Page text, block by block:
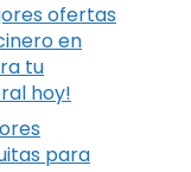
ofertas
en
tu
hoy!
para